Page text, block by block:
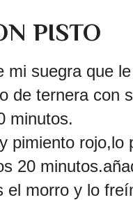
PISTO
mi suegra que
de ternera con
minutos.
pimiento rojo,lo
20
el morro y lo